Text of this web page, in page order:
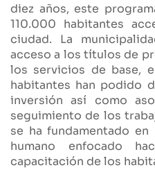
diez años, este
110.000 habitantes
ciudad. La
acceso a los títulos de
los servicios de base,
habitantes han podido
inversión así como
seguimiento de los
se ha fundamentado
humano enfocado
capacitación de los